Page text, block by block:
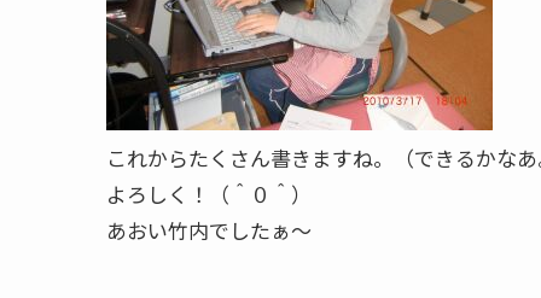
これからたくさん書きますね。（できるかな
よろしく！（＾０＾）
あおい竹内でしたぁ～